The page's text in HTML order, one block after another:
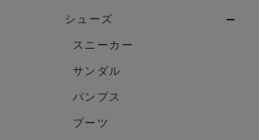
シューズ
スニーカー
サンダル
パンプス
ブーツ